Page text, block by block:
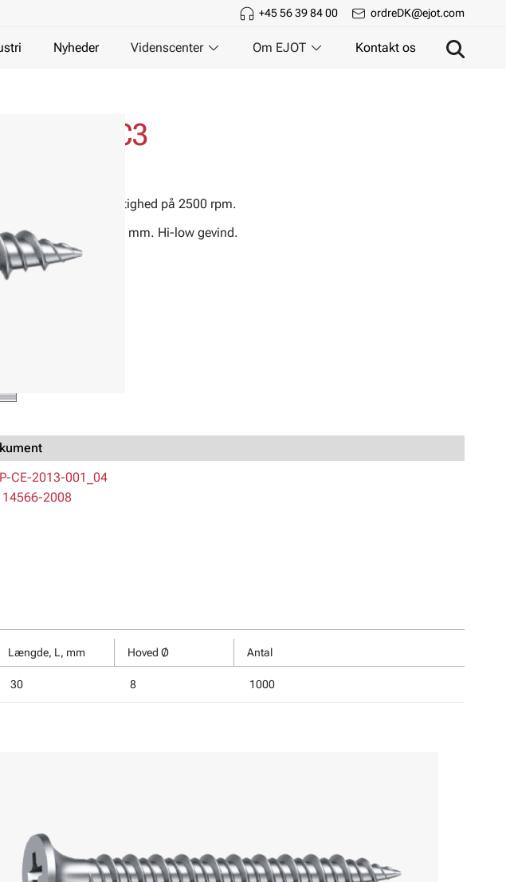
+45 56 39 84 00 ordreDK@ejot.com
Nyheder Videnscenter Om EJOT Kontakt os
kombi C3
med en hastighed på 2500 rpm.
træ- og stål max 0,9 mm. Hi-low gevind.
CE-2013-001_04
14566-2008
Længde, L, mm Hoved Ø Antal
30 8 1000